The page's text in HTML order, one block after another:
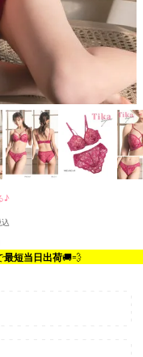
♪
最短当日出荷🚚💨